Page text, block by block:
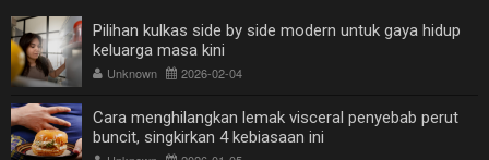
Pilihan kulkas side by side modern untuk gaya hidup
keluarga masa kini
Unknown 2026-02-04
Cara menghilangkan lemak visceral penyebab perut
buncit, singkirkan 4 kebiasaan ini